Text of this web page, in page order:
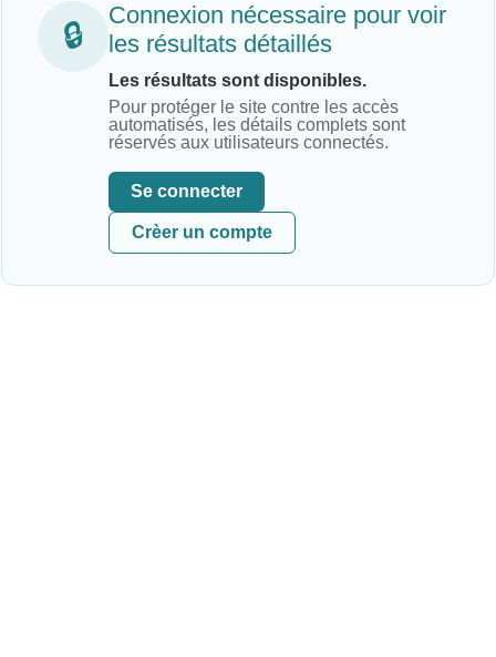
🔒
Connexion nécessaire pour voir
les résultats détaillés
Les résultats sont disponibles.
Pour protéger le site contre les accès
automatisés, les détails complets sont
réservés aux utilisateurs connectés.
Se connecter
Crèer un compte